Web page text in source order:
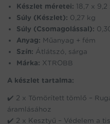
Készlet méretei: 18,7 x
Súly (Készlet): 0,27 kg
Súly (Csomagolással):
Anyag: Műanyag + fém
Szín: Átlátszó, sárga
Márka: XTROBB
A készlet tartalma:
✔️ 2 x Tömörített tömlő –
áramlásához
✔️ 2 x Kesztyű – Védelem a